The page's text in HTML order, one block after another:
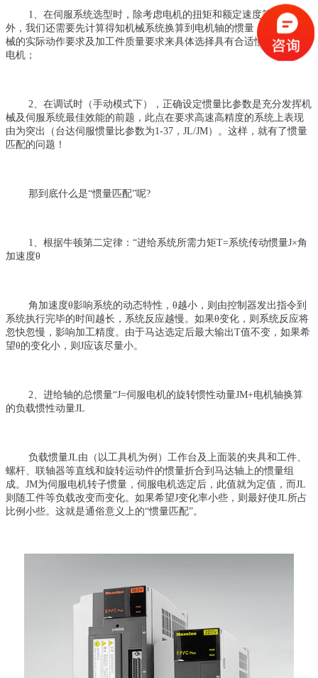
1、在伺服系统选型时，除考虑电机的扭矩和额定速度等等因素
外，我们还需要先计算得知机械系统换算到电机轴的惯量，再根据机
械的实际动作要求及加工件质量要求来具体选择具有合适惯量大小的
电机；
2、在调试时（手动模式下），正确设定惯量比参数是充分发挥机
械及伺服系统最佳效能的前题，此点在要求高速高精度的系统上表现
由为突出（台达伺服惯量比参数为1-37，JL/JM）。这样，就有了惯量
匹配的问题！
那到底什么是“惯量匹配”呢?
1、根据牛顿第二定律：“进给系统所需力矩T=系统传动惯量J×角
加速度θ
角加速度θ影响系统的动态特性，θ越小，则由控制器发出指令到
系统执行完毕的时间越长，系统反应越慢。如果θ变化，则系统反应将
忽快忽慢，影响加工精度。由于马达选定后最大输出T值不变，如果希
望θ的变化小，则J应该尽量小。
2、进给轴的总惯量“J=伺服电机的旋转惯性动量JM+电机轴换算
的负载惯性动量JL
负载惯量JL由（以工具机为例）工作台及上面装的夹具和工件、
螺杆、联轴器等直线和旋转运动件的惯量折合到马达轴上的惯量组
成。JM为伺服电机转子惯量，伺服电机选定后，此值就为定值，而JL
则随工件等负载改变而变化。如果希望J变化率小些，则最好使JL所占
比例小些。这就是通俗意义上的“惯量匹配”。